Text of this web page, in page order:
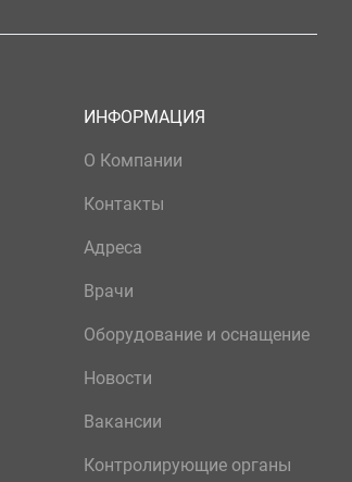
ИНФОРМАЦИЯ
О Компании
Контакты
Адреса
Врачи
Оборудование и оснащение
Новости
Вакансии
Контролирующие органы